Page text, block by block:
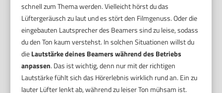
schnell zum Thema werden. Vielleicht hörst du das
Lüftergeräusch zu laut und es stört den Filmgenuss. Oder die
eingebauten Lautsprecher des Beamers sind zu leise, sodass
du den Ton kaum verstehst. In solchen Situationen willst du
dieLautstärke deines Beamers während des Betriebs
anpassen. Das ist wichtig, denn nur mit der richtigen
Lautstärke fühlt sich das Hörerlebnis wirklich rund an. Ein zu
lauter Lüfter lenkt ab, während zu leiser Ton mühsam ist.